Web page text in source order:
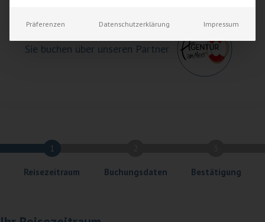
Sie buchen über unseren Partner
Präferenzen Datenschutzerklärung Impressum